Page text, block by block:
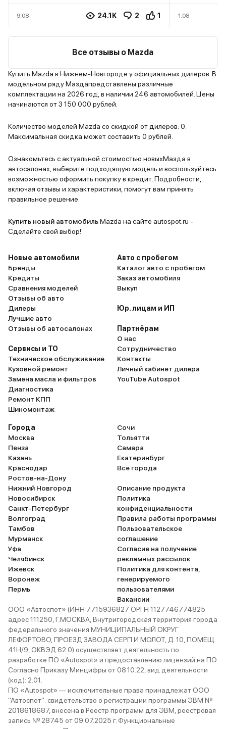
словом все это скоро станет
япония
9.08 24.1K 2 1
салоне
1.08
Все отзывы о Mazda
Купить Mazda в Нижнем-Новгороде у официальных дилеров. В
модельном ряду Маздапредставлены различные
комплектации на 2026 год, в наличии 246 автомобилей. Цены
начинаются от 3 150 000 рублей.
Количество моделей Mazda со скидкой от дилеров: 0.
Максимальная скидка может составить 0 рублей.
Ознакомьтесь с актуальной стоимостью новыхМазда в
автосалонах, выберите подходящую модель и воспользуйтесь
возможностью оформить покупку в кредит. Подробности,
включая отзывы и характеристики, помогут вам принять
правильное решение.
Купить новый автомобильMazda на сайте autospot.ru -
Сделайте свой выбор!
Новые автомобили
Бренды
Кредиты
Сравнения моделей
Отзывы об авто
Дилеры
Лучшие авто
Отзывы об автосалонах
Сервисы и ТО
Техническое обслуживание
Кузовной ремонт
Замена масла и фильтров
Диагностика
Ремонт КПП
Шиномонтаж
Авто с пробегом
Каталог авто с пробегом
Заказ автомобиля
Выкуп
Юр. лицам и ИП
Партнёрам
О нас
Сотрудничество
Контакты
Личный кабинет дилера
YouTube Autospot
Города
Москва
Пенза
Казань
Краснодар
Ростов-на-Дону
Нижний Новгород
Новосибирск
Санкт-Петербург
Волгоград
Тамбов
Мурманск
Уфа
Челябинск
Ижевск
Воронеж
Пермь
Сочи
Тольятти
Самара
Екатеринбург
Все города
Описание продукта
Политика
конфиденциальности
Правила работы программы
Пользовательское
соглашение
Согласие на получение
рекламных рассылок
Политика для контента,
генерируемого
пользователями
Вакансии
ООО «Автоспот» (ИНН 7715936827 ОРГН 1127746774825
адрес 111250, Г.МОСКВА, Внутригородская территория города
федерального значения МУНИЦИПАЛЬНЫЙ ОКРУГ
ЛЕФОРТОВО, ПРОЕЗД ЗАВОДА СЕРП И МОЛОТ, Д. 10, ПОМЕЩ.
41Н/9, ОКВЭД 62.0) осуществляет деятельность по
разработке ПО «Autospot» и предоставлению лицензий на ПО.
Согласно Приказу Минцифры от 08.10.22, вид деятельности
(код): 2.01.
ПО «Autospot» — исключительные права принадлежат ООО
"Автоспот": свидетельство о регистрации программы ЭВМ №
2018618687, внесена в Реестр программ для ЭВМ, реестровая
запись № 28745 от 09.07.2025 г. Функциональные